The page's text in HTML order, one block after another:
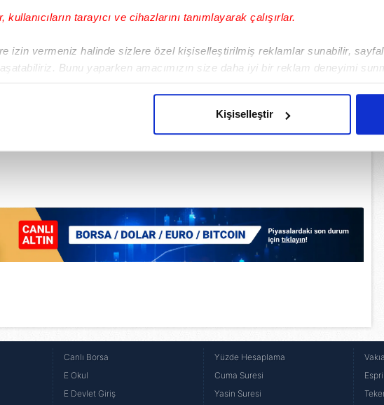
kullanıcıların tarayıcı ve cihazlarını tanımlayarak çalışırlar.
izin vermeniz halinde sizlere özel kişiselleştirilmiş reklamlar sunabilir,
Bunu yaparken amacımızın size daha iyi bir reklam deneyimi
adına elimizden gelen çabayı gösterdiğimizi ve bu noktada,
kullanıcılar, bu çerezlere izin vermedikleri takdirde, kullanıcılara hedefli
Diğer çerezler, sitemizin daha işlevsel kılınması ve
faaliyetlerinin yapılması, amaçlarıyla sınırlı olarak açık rızanız
tercihlerinizi aşağıda yer alan panel vasıtasıyla belirleyebilirsiniz.
Kişiselleştir
Canlı Borsa
E Okul
E Devlet Giriş
Yüzde Hesaplama
Cuma Suresi
Yasin Suresi